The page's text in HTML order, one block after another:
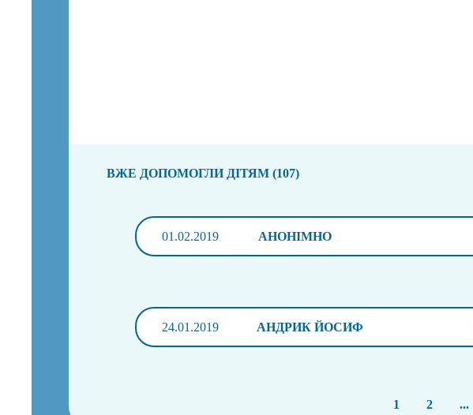
ВЖЕ ДОПОМОГЛИ ДІТЯМ (107)
01.02.2019 АНОНІМНО
24.01.2019 АНДРИК ЙОСИФ
1 2 ...